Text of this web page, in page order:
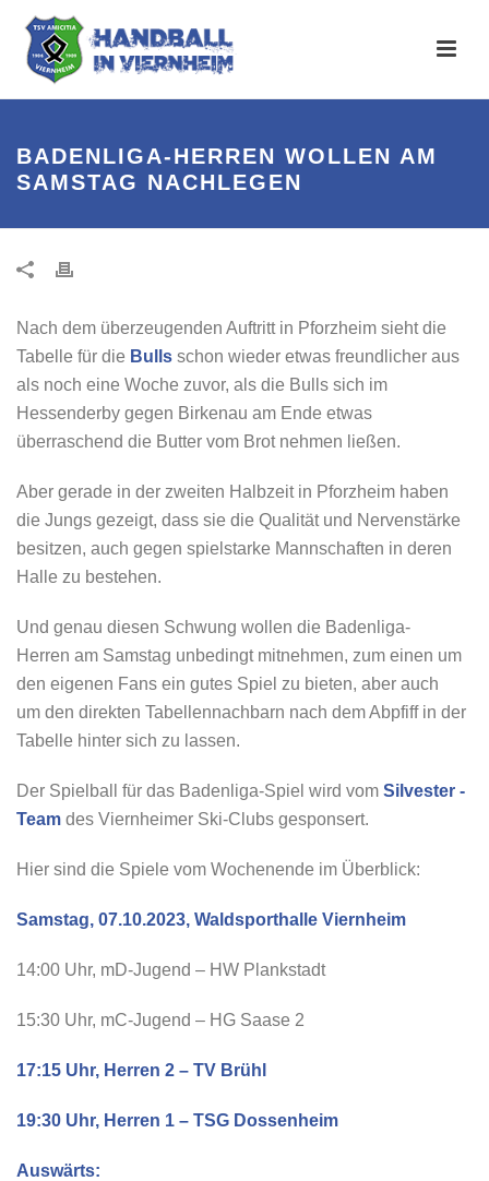
BADENLIGA-HERREN WOLLEN AM
SAMSTAG NACHLEGEN
Nach dem überzeugenden Auftritt in Pforzheim sieht die
Tabelle für die Bulls schon wieder etwas freundlicher aus
als noch eine Woche zuvor, als die Bulls sich im
Hessenderby gegen Birkenau am Ende etwas
überraschend die Butter vom Brot nehmen ließen.
Aber gerade in der zweiten Halbzeit in Pforzheim haben
die Jungs gezeigt, dass sie die Qualität und Nervenstärke
besitzen, auch gegen spielstarke Mannschaften in deren
Halle zu bestehen.
Und genau diesen Schwung wollen die Badenliga-
Herren am Samstag unbedingt mitnehmen, zum einen um
den eigenen Fans ein gutes Spiel zu bieten, aber auch
um den direkten Tabellennachbarn nach dem Abpfiff in der
Tabelle hinter sich zu lassen.
Der Spielball für das Badenliga-Spiel wird vom Silvester -
Team des Viernheimer Ski-Clubs gesponsert.
Hier sind die Spiele vom Wochenende im Überblick:
Samstag, 07.10.2023, Waldsporthalle Viernheim
14:00 Uhr, mD-Jugend – HW Plankstadt
15:30 Uhr, mC-Jugend – HG Saase 2
17:15 Uhr, Herren 2 – TV Brühl
19:30 Uhr, Herren 1 – TSG Dossenheim
Auswärts: